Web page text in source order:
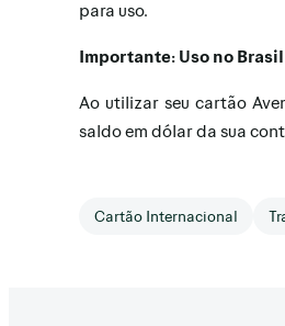
para uso.
Importante: Uso no Brasil
Ao utilizar seu cartão
saldo em dólar da sua
Cartão Internacional